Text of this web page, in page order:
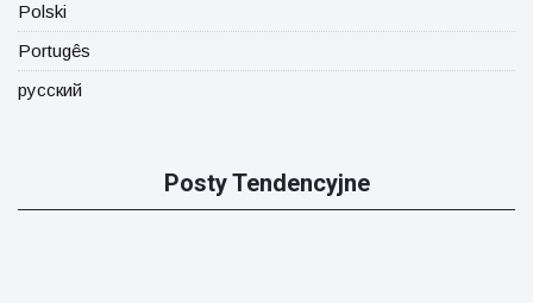
Polski
Portugês
русский
Posty Tendencyjne